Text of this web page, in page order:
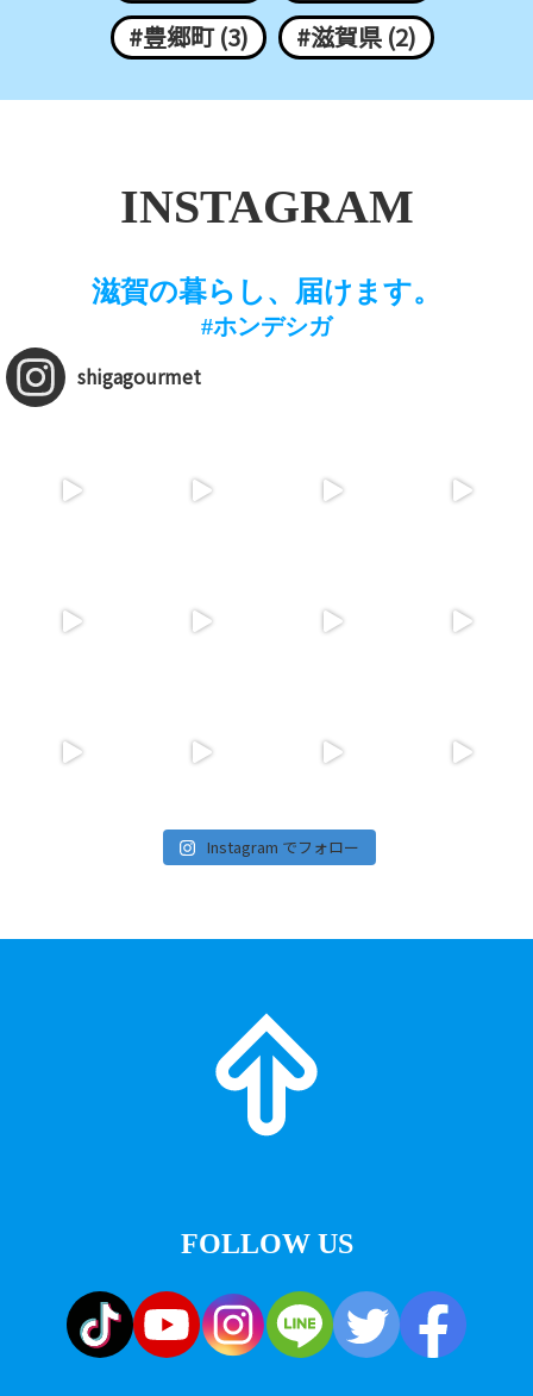
#豊郷町 (3)
#滋賀県 (2)
INSTAGRAM
滋賀の暮らし、届けます。
#ホンデシガ
shigagourmet
Instagram でフォロー
FOLLOW US